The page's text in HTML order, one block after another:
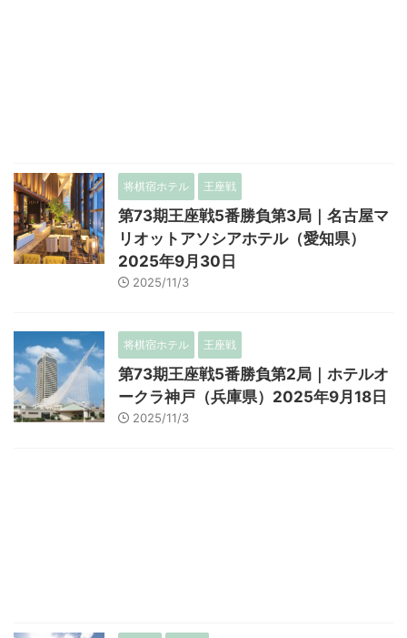
将棋宿ホテル 王座戦
第73期王座戦5番勝負第3局｜名古屋マ
リオットアソシアホテル（愛知県）
2025年9月30日
2025/11/3
将棋宿ホテル 王座戦
第73期王座戦5番勝負第2局｜ホテルオ
ークラ神戸（兵庫県）2025年9月18日
2025/11/3